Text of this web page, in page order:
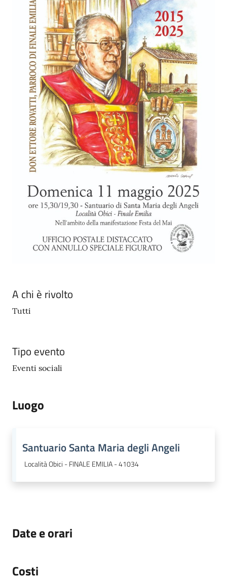
argomenti...
Seguici
A chi è rivolto
Tutti
Tipo evento
Eventi sociali
Luogo
Santuario Santa Maria degli Angeli
Località Obici - FINALE EMILIA - 41034
Date e orari
Costi